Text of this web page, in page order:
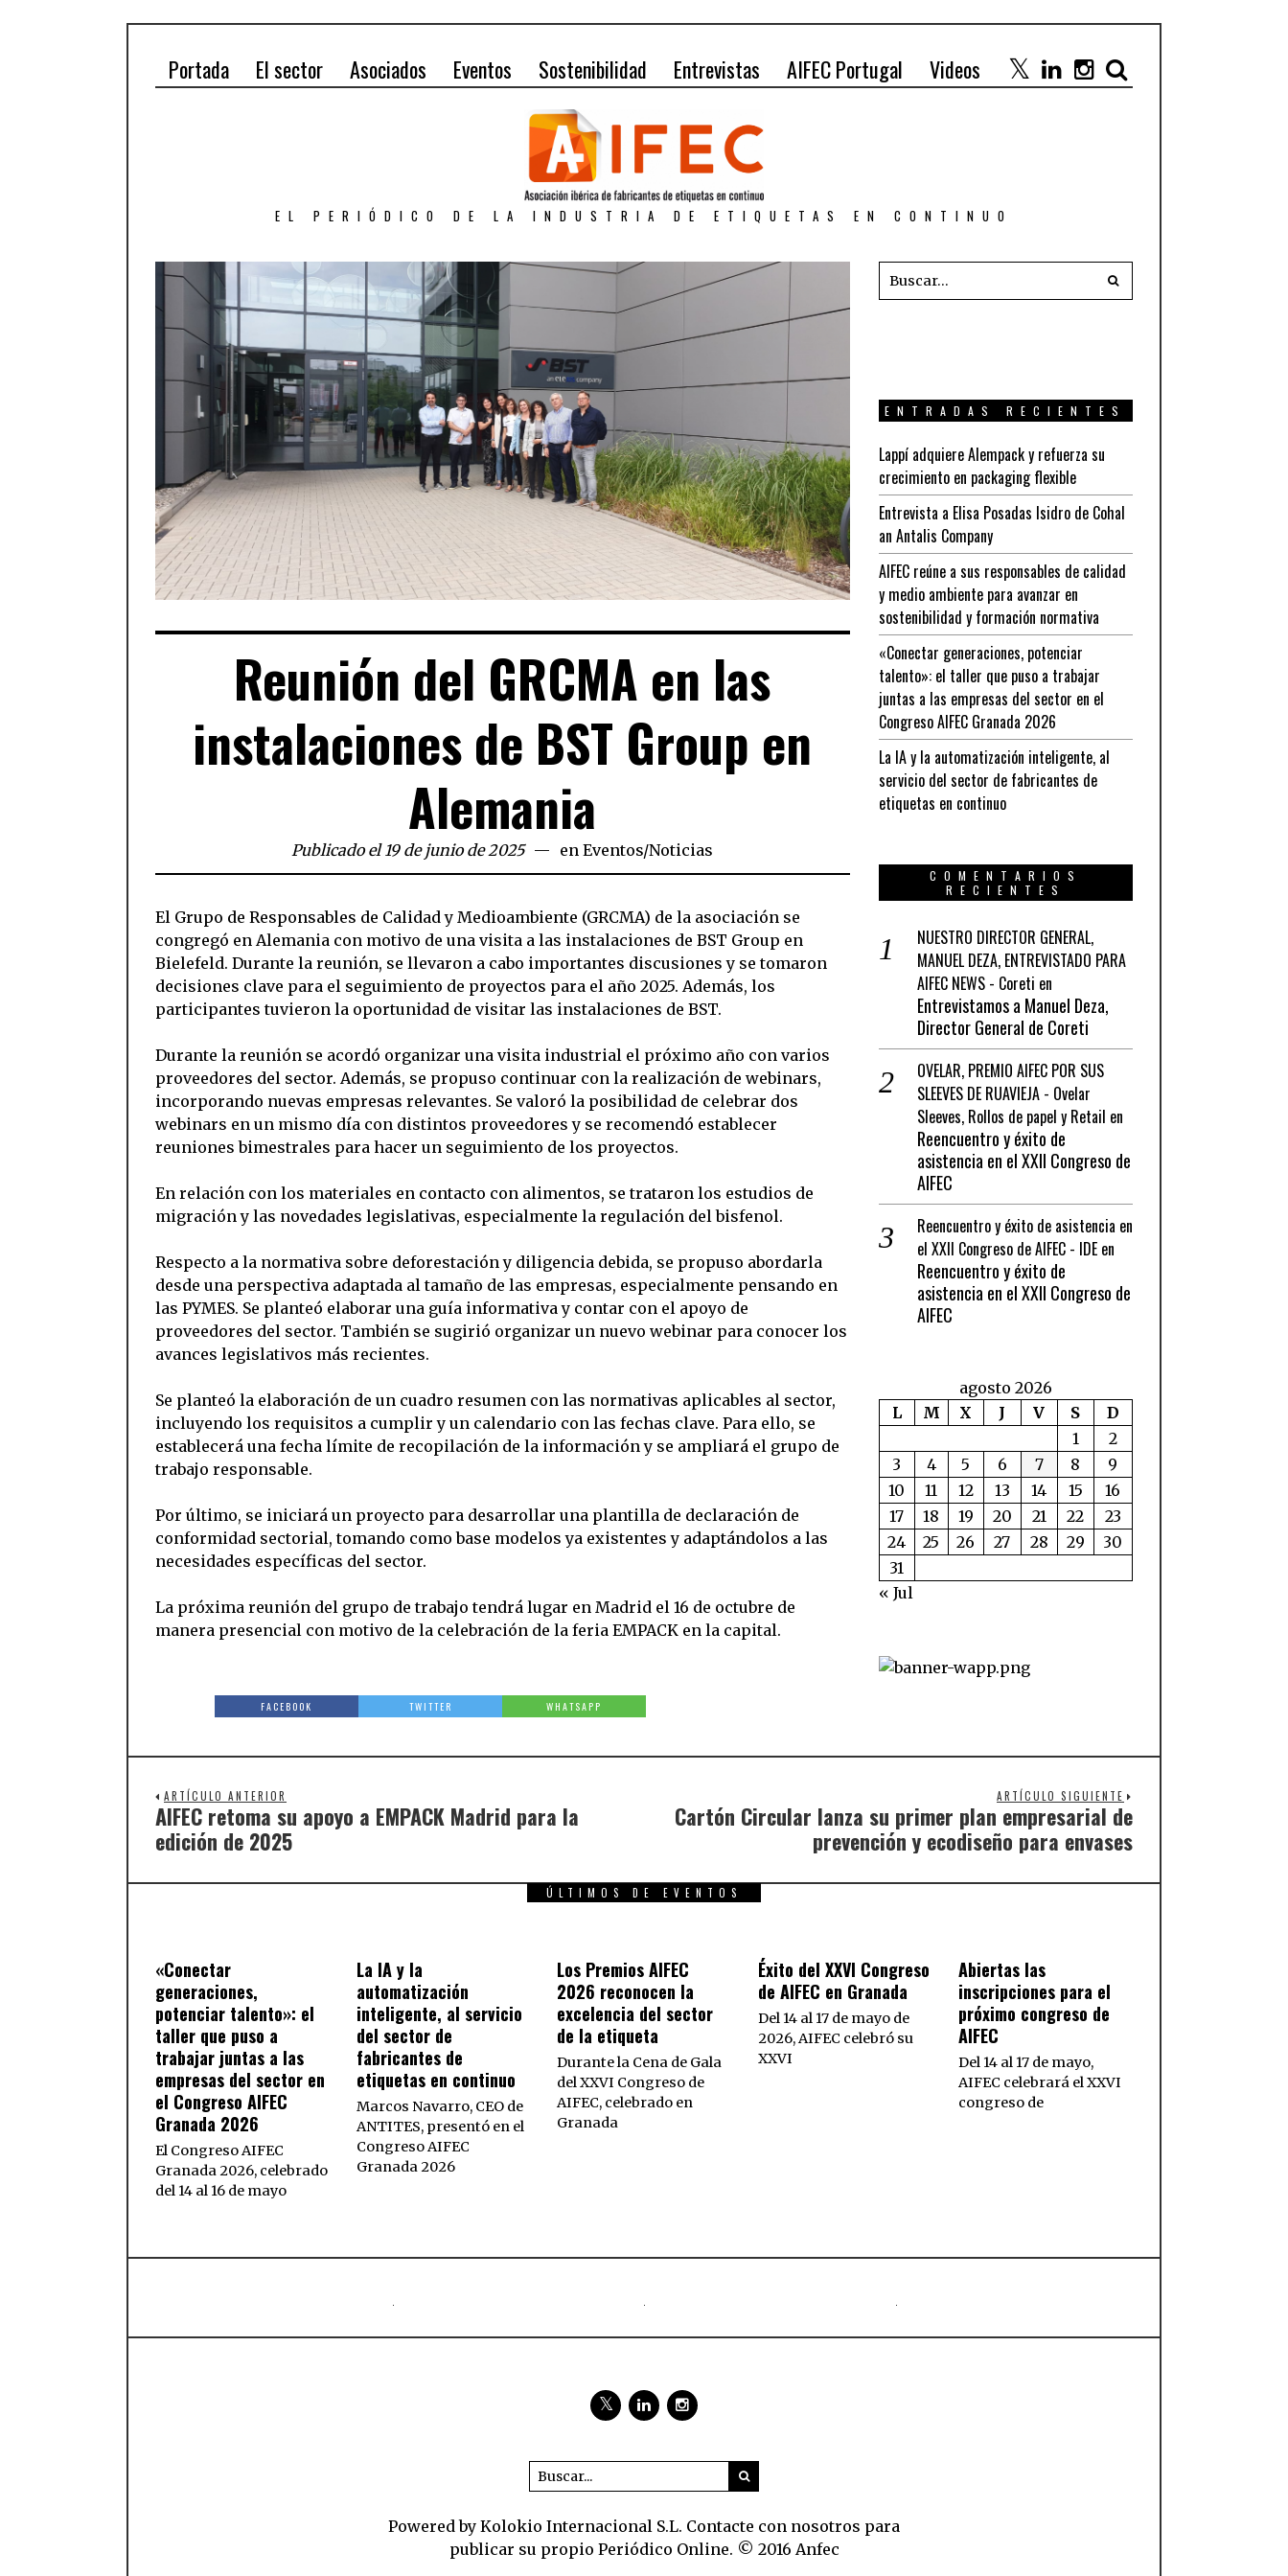
Portada El sector Asociados Eventos Sostenibilidad Entrevistas AIFEC Portugal Videos
EL PERIÓDICO DE LA INDUSTRIA DE ETIQUETAS EN CONTINUO
Reunión del GRCMA en las
instalaciones de BST Group en
Alemania
Publicado el 19 de junio de 2025 enEventos/Noticias
El Grupo de Responsables de Calidad y Medioambiente (GRCMA) de la asociación se
congregó en Alemania con motivo de una visita a las instalaciones de BST Group en
Bielefeld. Durante la reunión, se llevaron a cabo importantes discusiones y se tomaron
decisiones clave para el seguimiento de proyectos para el año 2025. Además, los
participantes tuvieron la oportunidad de visitar las instalaciones de BST.
Durante la reunión se acordó organizar una visita industrial el próximo año con varios
proveedores del sector. Además, se propuso continuar con la realización de webinars,
incorporando nuevas empresas relevantes. Se valoró la posibilidad de celebrar dos
webinars en un mismo día con distintos proveedores y se recomendó establecer
reuniones bimestrales para hacer un seguimiento de los proyectos.
En relación con los materiales en contacto con alimentos, se trataron los estudios de
migración y las novedades legislativas, especialmente la regulación del bisfenol.
Respecto a la normativa sobre deforestación y diligencia debida, se propuso abordarla
desde una perspectiva adaptada al tamaño de las empresas, especialmente pensando en
las PYMES. Se planteó elaborar una guía informativa y contar con el apoyo de
proveedores del sector. También se sugirió organizar un nuevo webinar para conocer los
avances legislativos más recientes.
Se planteó la elaboración de un cuadro resumen con las normativas aplicables al sector,
incluyendo los requisitos a cumplir y un calendario con las fechas clave. Para ello, se
establecerá una fecha límite de recopilación de la información y se ampliará el grupo de
trabajo responsable.
Por último, se iniciará un proyecto para desarrollar una plantilla de declaración de
conformidad sectorial, tomando como base modelos ya existentes y adaptándolos a las
necesidades específicas del sector.
La próxima reunión del grupo de trabajo tendrá lugar en Madrid el 16 de octubre de
manera presencial con motivo de la celebración de la feria EMPACK en la capital.
FACEBOOK TWITTER WHATSAPP
ENTRADAS RECIENTES
Lappí adquiere Alempack y refuerza su
crecimiento en packaging flexible
Entrevista a Elisa Posadas Isidro de Cohal
an Antalis Company
AIFEC reúne a sus responsables de calidad
y medio ambiente para avanzar en
sostenibilidad y formación normativa
«Conectar generaciones, potenciar
talento»: el taller que puso a trabajar
juntas a las empresas del sector en el
Congreso AIFEC Granada 2026
La IA y la automatización inteligente, al
servicio del sector de fabricantes de
etiquetas en continuo
COMENTARIOS
RECIENTES
NUESTRO DIRECTOR GENERAL,
MANUEL DEZA, ENTREVISTADO PARA
AIFEC NEWS - Coreti en
Entrevistamos a Manuel Deza,
Director General de Coreti
OVELAR, PREMIO AIFEC POR SUS
SLEEVES DE RUAVIEJA - Ovelar
Sleeves, Rollos de papel y Retail en
Reencuentro y éxito de
asistencia en el XXII Congreso de
AIFEC
Reencuentro y éxito de asistencia en
el XXII Congreso de AIFEC - IDEen
Reencuentro y éxito de
asistencia en el XXII Congreso de
AIFEC
agosto 2026
L
M X J V S
D
1
2
3
4 5 6 7 8
9
10
11 12 13 14 15
16
17
18 19 20 21 22
23
24
25 26 27 28 29
30
31
« Jul
ARTÍCULO ANTERIOR
AIFEC retoma su apoyo a EMPACK Madrid para la
edición de 2025
ARTÍCULO SIGUIENTE
Cartón Circular lanza su primer plan empresarial de
prevención y ecodiseño para envases
ÚLTIMOS DE EVENTOS
«Conectar
generaciones,
potenciar talento»: el
taller que puso a
trabajar juntas a las
empresas del sector en
el Congreso AIFEC
Granada 2026
El Congreso AIFEC
Granada 2026, celebrado
del 14 al 16 de mayo
La IA y la
automatización
inteligente, al servicio
del sector de
fabricantes de
etiquetas en continuo
Marcos Navarro, CEO de
ANTITES, presentó en el
Congreso AIFEC
Granada 2026
Los Premios AIFEC
2026 reconocen la
excelencia del sector
de la etiqueta
Durante la Cena de Gala
del XXVI Congreso de
AIFEC, celebrado en
Granada
Éxito del XXVI Congreso
de AIFEC en Granada
Del 14 al 17 de mayo de
2026, AIFEC celebró su
XXVI
Abiertas las
inscripciones para el
próximo congreso de
AIFEC
Del 14 al 17 de mayo,
AIFEC celebrará el XXVI
congreso de
Powered by Kolokio Internacional S.L. Contacte con nosotros para
publicar su propio Periódico Online. © 2016 Anfec